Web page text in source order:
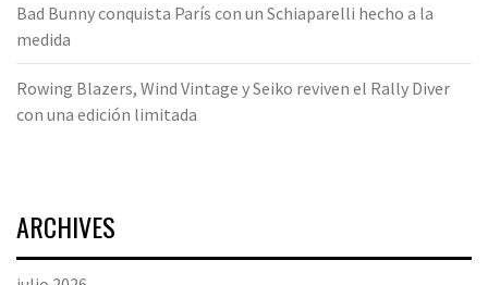
Bad Bunny conquista París con un Schiaparelli hecho a la
medida
Rowing Blazers, Wind Vintage y Seiko reviven el Rally Diver
con una edición limitada
ARCHIVES